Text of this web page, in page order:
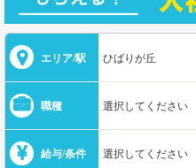
エリア/駅 ひばりが丘
職種 選択してください
給与/条件 選択してください